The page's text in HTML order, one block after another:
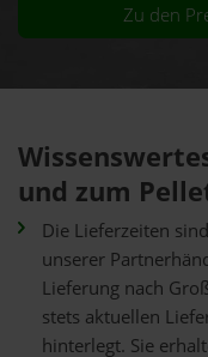
Zu den
und zum
Die Lieferzeiten
unserer
Lieferung nach
stets aktuellen
hinterlegt. Sie